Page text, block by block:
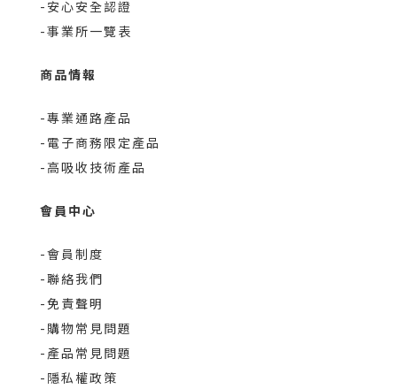
-安心安全認證
-事業所一覽表
商品情報
-專業通路產品
-電子商務限定產品
-高吸收技術產品
會員中心
-會員制度
-聯絡我們
-免責聲明
-購物常見問題
-產品常見問題
-隱私權政策